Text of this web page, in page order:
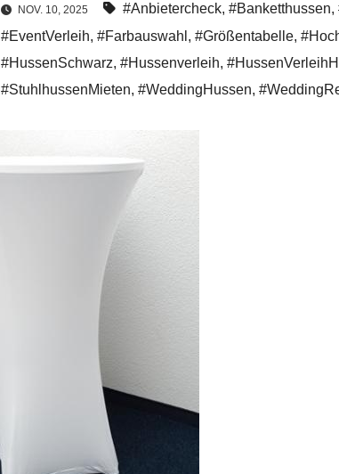
NOV. 10, 2025 #Anbietercheck, #Banketthussen,
#EventVerleih, #Farbauswahl , #Größentabelle,
#HussenSchwarz, #Hussenverleih,
#StuhlhussenMieten, #WeddingHussen,